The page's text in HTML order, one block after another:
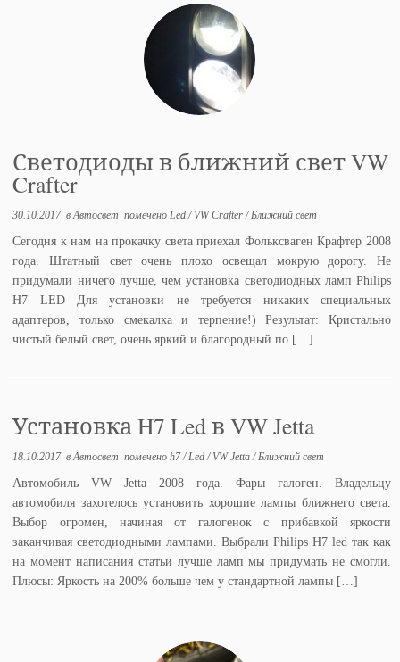
Светодиоды в ближний свет VW
Crafter
30.10.2017вАвтосвет помечено Led/ VW Crafter/ Ближний свет
Сегодня к нам на прокачку света приехал Фольксваген Крафтер 2008
года. Штатный свет очень плохо освещал мокрую дорогу. Не
придумали ничего лучше, чем установка светодиодных ламп Philips
H7 LED Для установки не требуется никаких специальных
адаптеров, только смекалка и терпение!) Результат: Кристально
чистый белый свет, очень яркий и благородный по […]
Установка H7 Led в VW Jetta
18.10.2017вАвтосвет помеченоh7/ Led/ VW Jetta/ Ближний свет
Автомобиль VW Jetta 2008 года. Фары галоген. Владельцу
автомобиля захотелось установить хорошие лампы ближнего света.
Выбор огромен, начиная от галогенок с прибавкой яркости
заканчивая светодиодными лампами. Выбрали Philips H7 led так как
на момент написания статьи лучше ламп мы придумать не смогли.
Плюсы: Яркость на 200% больше чем у стандартной лампы […]